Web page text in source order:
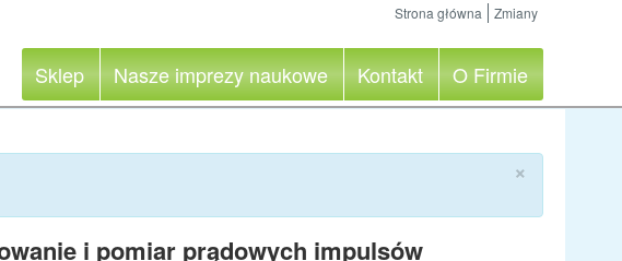
Strona główna Zmiany
Sklep Nasze imprezy naukowe Kontakt O Firmie
×
i pomiar prądowych impulsów